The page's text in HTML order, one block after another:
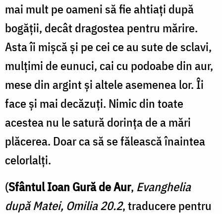
mai mult pe oameni să fie ahtiați după
bogății, decât dragostea pentru mărire.
Asta îi mișcă și pe cei ce au sute de sclavi,
mulțimi de eunuci, cai cu podoabe din aur,
mese din argint și altele asemenea lor. Îi
face și mai decăzuți. Nimic din toate
acestea nu le satură dorința de a mări
plăcerea. Doar ca să se fălească înaintea
celorlalți.
(Sfântul Ioan Gură de Aur, Evanghelia
după Matei, Omilia 20.2, traducere pentru